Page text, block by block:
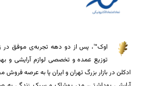
اوک™، پس از دو دهه تجربه‌ی موفق در
توزیع عمده و تخصصی لوازم آرایشی و
ادکلن در بازار بزرگ تهران و ایران پا به عرصه